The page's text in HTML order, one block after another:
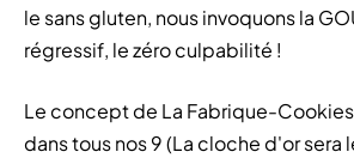
le sans gluten, nous invoquons la
régressif, le zéro culpabilité !
Le concept de La Fabrique-
dans tous nos 9 (La cloche d'or sera